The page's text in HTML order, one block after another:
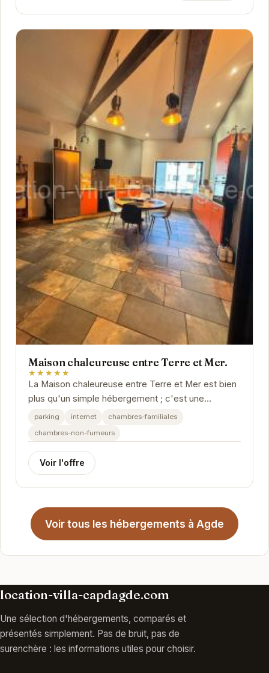
Maison chaleureuse entre Terre et Mer.
★★★★★
La Maison chaleureuse entre Terre et Mer est bien
plus qu'un simple hébergement ; c'est une
expérience. Son emplacement privilégié à Agde
parking internet
chambres-familiales
chambres-non-fumeurs
Voir l'offre
Voir tous les hébergements à Agde
location-villa-capdagde.com
Une sélection d'hébergements, comparés et
présentés simplement. Pas de bruit, pas de
surenchère : les informations utiles pour choisir.